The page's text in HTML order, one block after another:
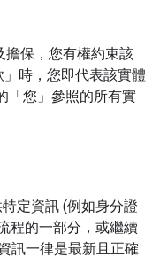
擔保，您有權約束該
時，您即代表該實體
「您」參照的所有實
定資訊 (例如身分證
程的一部分，或繼續
訊一律是最新且正確